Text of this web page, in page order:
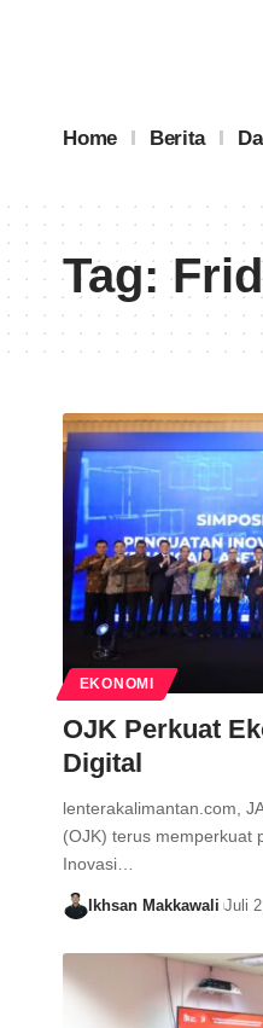
Home Berita
Tag:
EKONOMI
OJK Perkuat
Digital
lenterakalimantan.com,
(OJK) terus memperkuat
Inovasi…
Ikhsan Makkawali Juli